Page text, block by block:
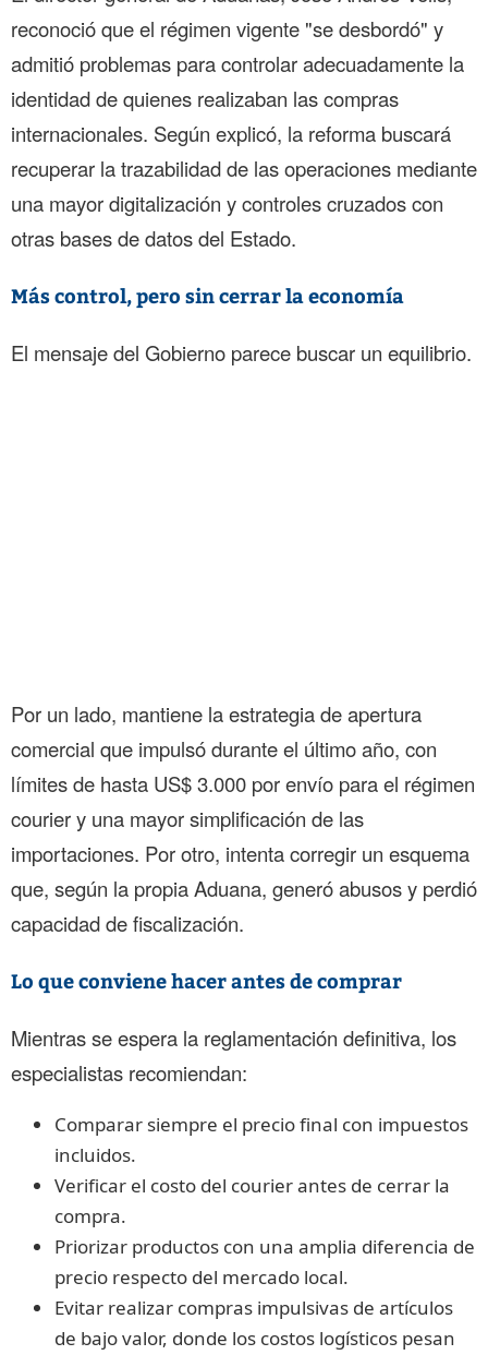
reconoció que el régimen vigente "se desbordó" y
admitió problemas para controlar adecuadamente la
identidad de quienes realizaban las compras
internacionales. Según explicó, la reforma buscará
recuperar la trazabilidad de las operaciones mediante
una mayor digitalización y controles cruzados con
otras bases de datos del Estado.
Más control, pero sin cerrar la economía
El mensaje del Gobierno parece buscar un equilibrio.
Por un lado, mantiene la estrategia de apertura
comercial que impulsó durante el último año, con
límites de hasta US$ 3.000 por envío para el régimen
courier y una mayor simplificación de las
importaciones. Por otro, intenta corregir un esquema
que, según la propia Aduana, generó abusos y perdió
capacidad de fiscalización.
Lo que conviene hacer antes de comprar
Mientras se espera la reglamentación definitiva, los
especialistas recomiendan:
Comparar siempre el precio final con impuestos
incluidos.
Verificar el costo del courier antes de cerrar la
compra.
Priorizar productos con una amplia diferencia de
precio respecto del mercado local.
Evitar realizar compras impulsivas de artículos
de bajo valor, donde los costos logísticos pesan